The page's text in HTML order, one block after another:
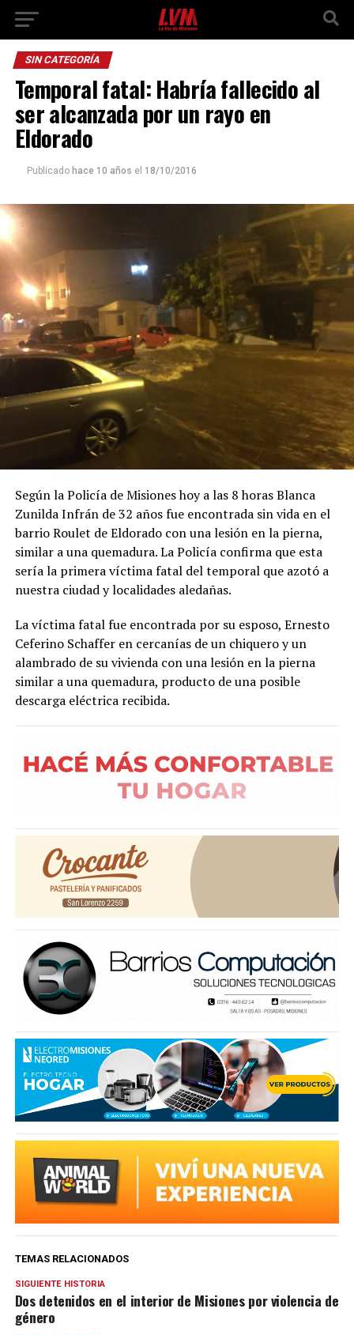
SIN CATEGORÍA
Temporal fatal: Habría fallecido al
ser alcanzada por un rayo en
Eldorado
Publicado hace 10 años el 18/10/2016
Según la Policía de Misiones hoy a las 8 horas Blanca
Zunilda Infrán de 32 años fue encontrada sin vida en el
barrio Roulet de Eldorado con una lesión en la pierna,
similar a una quemadura. La Policía confirma que esta
sería la primera víctima fatal del temporal que azotó a
nuestra ciudad y localidades aledañas.
La víctima fatal fue encontrada por su esposo, Ernesto
Ceferino Schaffer en cercanías de un chiquero y un
alambrado de su vivienda con una lesión en la pierna
similar a una quemadura, producto de una posible
descarga eléctrica recibida.
TEMAS RELACIONADOS
SIGUIENTE HISTORIA
Dos detenidos en el interior de Misiones por violencia de
género